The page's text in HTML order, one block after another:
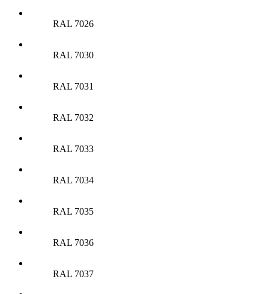
RAL 7026
RAL 7030
RAL 7031
RAL 7032
RAL 7033
RAL 7034
RAL 7035
RAL 7036
RAL 7037